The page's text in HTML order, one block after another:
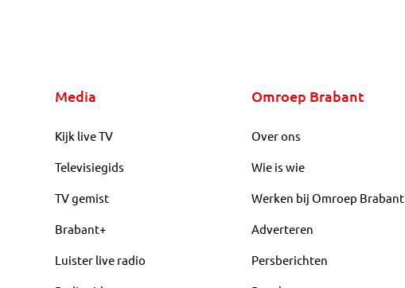
Media
Kijk live TV
Televisiegids
TV gemist
Brabant+
Luister live radio
Omroep Brabant
Over ons
Wie is wie
Werken bij Omroep Brabant
Adverteren
Persberichten